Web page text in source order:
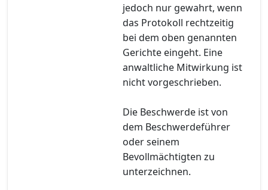
jedoch nur gewahrt, wenn
das Protokoll rechtzeitig
bei dem oben genannten
Gerichte eingeht. Eine
anwaltliche Mitwirkung ist
nicht vorgeschrieben.
Die Beschwerde ist von
dem Beschwerdeführer
oder seinem
Bevollmächtigten zu
unterzeichnen.